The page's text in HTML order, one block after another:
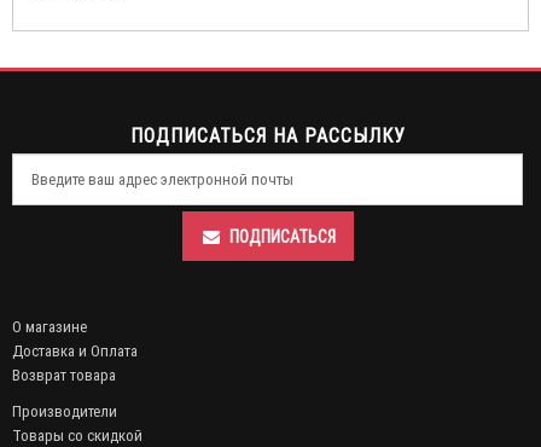
ПОДПИСАТЬСЯ НА РАССЫЛКУ
ПОДПИСАТЬСЯ
О магазине
Доставка и Оплата
Возврат товара
Производители
Товары со скидкой